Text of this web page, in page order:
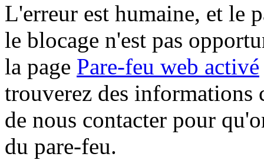
L'erreur est humaine, et le
le blocage n'est pas
la page Pare-feu web activé
trouverez des informations
de nous contacter pour
du pare-feu.